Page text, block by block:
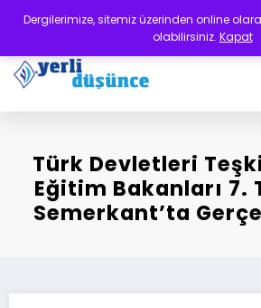
Dergilerimize, sitemiz üzerinden online
olabilirsiniz. Kapat
Yerli Düşünce Dergisi
Türk Devletleri
Eğitim Bakanları 7.
Semerkant’ta